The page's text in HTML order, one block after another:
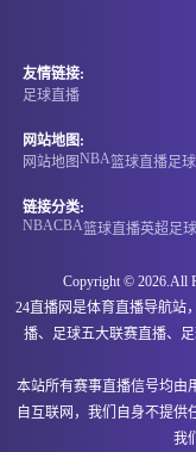
墨尔本城青年女足
情报
阿拉门女足
友情链接:
足球直播
网站地图:
网站地图NBA篮球直播足
链接分类:
NBACBA篮球直播英超 足
Copyright © 2026.All
24直播网是体育直播导航站
播、足球五大联赛直播、
本站所有赛事直播信号均由
自互联网，我们自身不提供
我